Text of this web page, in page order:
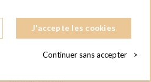
LUXEMBOURG
LUXEMBOURG
J'accepte les cookies
Continuer sans accepter >